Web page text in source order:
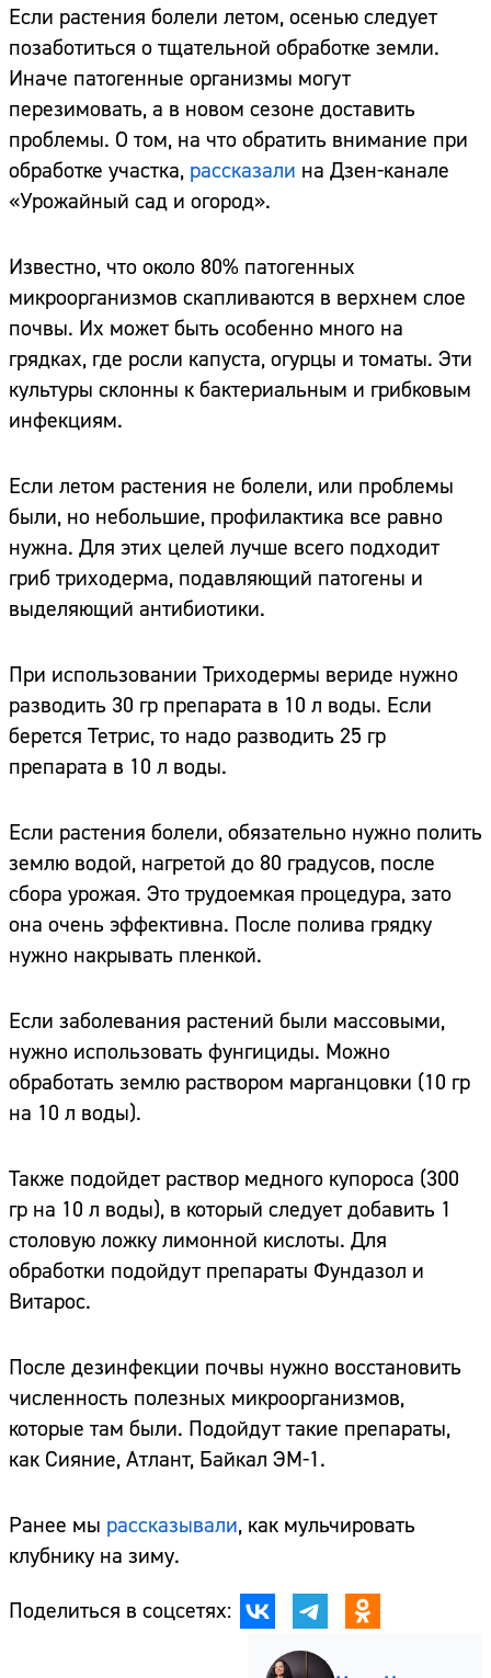
Если растения болели летом, осенью следует
позаботиться о тщательной обработке земли.
Иначе патогенные организмы могут
перезимовать, а в новом сезоне доставить
проблемы. О том, на что обратить внимание при
обработке участка, рассказали на Дзен-канале
«Урожайный сад и огород».
Известно, что около 80% патогенных
микроорганизмов скапливаются в верхнем слое
почвы. Их может быть особенно много на
грядках, где росли капуста, огурцы и томаты. Эти
культуры склонны к бактериальным и грибковым
инфекциям.
Если летом растения не болели, или проблемы
были, но небольшие, профилактика все равно
нужна. Для этих целей лучше всего подходит
гриб триходерма, подавляющий патогены и
выделяющий антибиотики.
При использовании Триходермы вериде нужно
разводить 30 гр препарата в 10 л воды. Если
берется Тетрис, то надо разводить 25 гр
препарата в 10 л воды.
Если растения болели, обязательно нужно полить
землю водой, нагретой до 80 градусов, после
сбора урожая. Это трудоемкая процедура, зато
она очень эффективна. После полива грядку
нужно накрывать пленкой.
Если заболевания растений были массовыми,
нужно использовать фунгициды. Можно
обработать землю раствором марганцовки (10 гр
на 10 л воды).
Также подойдет раствор медного купороса (300
гр на 10 л воды), в который следует добавить 1
столовую ложку лимонной кислоты. Для
обработки подойдут препараты Фундазол и
Витарос.
После дезинфекции почвы нужно восстановить
численность полезных микроорганизмов,
которые там были. Подойдут такие препараты,
как Сияние, Атлант, Байкал ЭМ-1.
Ранее мы рассказывали, как мульчировать
клубнику на зиму.
Поделиться в соцсетях: